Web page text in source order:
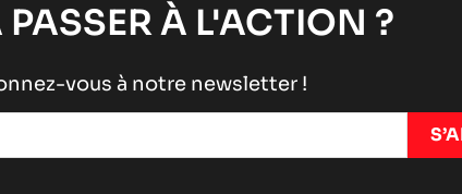
PASSER À L'ACTION ?
vous à notre newsletter !